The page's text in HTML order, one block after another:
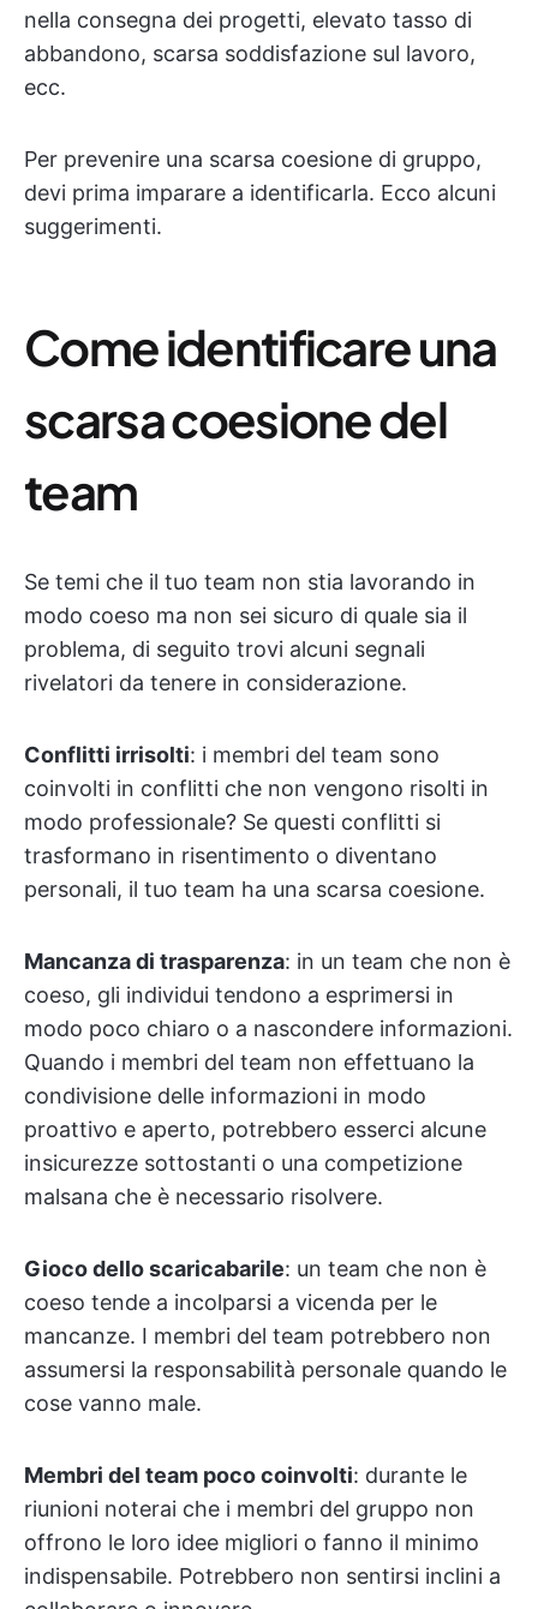
nella consegna dei progetti, elevato tasso di
abbandono, scarsa soddisfazione sul lavoro,
ecc.
Per prevenire una scarsa coesione di gruppo,
devi prima imparare a identificarla. Ecco alcuni
suggerimenti.
Come identificare una
scarsa coesione del
team
Se temi che il tuo team non stia lavorando in
modo coeso ma non sei sicuro di quale sia il
problema, di seguito trovi alcuni segnali
rivelatori da tenere in considerazione.
Conflitti irrisolti: i membri del team sono
coinvolti in conflitti che non vengono risolti in
modo professionale? Se questi conflitti si
trasformano in risentimento o diventano
personali, il tuo team ha una scarsa coesione.
Mancanza di trasparenza: in un team che non è
coeso, gli individui tendono a esprimersi in
modo poco chiaro o a nascondere informazioni.
Quando i membri del team non effettuano la
condivisione delle informazioni in modo
proattivo e aperto, potrebbero esserci alcune
insicurezze sottostanti o una competizione
malsana che è necessario risolvere.
Gioco dello scaricabarile: un team che non è
coeso tende a incolparsi a vicenda per le
mancanze. I membri del team potrebbero non
assumersi la responsabilità personale quando le
cose vanno male.
Membri del team poco coinvolti: durante le
riunioni noterai che i membri del gruppo non
offrono le loro idee migliori o fanno il minimo
indispensabile. Potrebbero non sentirsi inclini a